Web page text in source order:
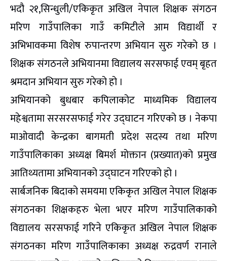
भदौ २१,सिन्धुली/एकिकृत अखिल नेपाल शिक्षक संगठन
मरिण गाउँपालिका गाउँ कमिटीले आम विद्यार्थी र
अभिभावकमा विशेष रुपान्तरण अभियान सुरु गरेको छ ।
शिक्षक संगठनले अभियानमा विद्यालय सरसफाई एवम् बृहत
श्रमदान अभियान सुरु गरेको हो ।
अभियानको बुधबार कपिलाकोट माध्यमिक विद्यालय
महेश्वतामा सरसरसफाई गरेर उद्घाटन गरिएको छ । नेकपा
माओवादी केन्द्रका बागमती प्रदेश सदस्य तथा मरिण
गाउँपालिकाका अध्यक्ष बिमर्श मोक्तान (प्रख्यात)को प्रमुख
आतिथ्यतामा अभियानको उद्घाटन गरिएको हो ।
सार्बजनिक बिदाको समयमा एकिकृत अखिल नेपाल शिक्षक
संगठनका शिक्षकहरु भेला भएर मरिण गाउँपालिकाको
विद्यालय सरसफाई गरिने एकिकृत अखिल नेपाल शिक्षक
संगठनका मरिण गाउँपालिकाका अध्यक्ष रुद्रवर्ण रानाले